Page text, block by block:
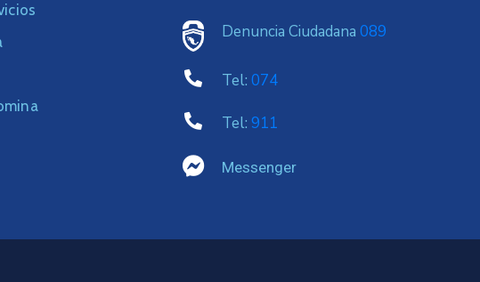
Denuncia Ciudadana 089
Tel: 074
Tel: 911
Messenger